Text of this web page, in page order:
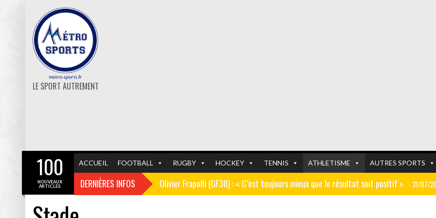
LE SPORT AUTREMENT
ACCUEIL FOOTBALL RUGBY HOCKEY TENNIS ATHLETISME AUTRES SPORTS
DERNIÈRES INFOS Olivier Frapolli (GF38) : « C’est toujours mieux que le résultat soit positif » - 31/07/
100
NOUVEAUX
ARTICLES
GF38